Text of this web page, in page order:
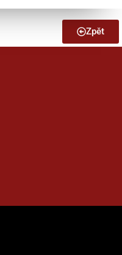
Zpět